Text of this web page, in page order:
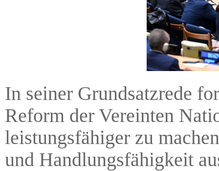
In seiner Grundsatzrede
Reform der Vereinten
leistungsfähiger zu
und Handlungsfähigkeit